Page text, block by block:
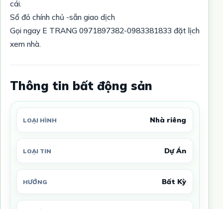
cái.
Sổ đỏ chính chủ -sẵn giao dịch
Gọi ngay E TRANG 0971897382-0983381833 đặt lịch
xem nhà.
Thông tin bất động sản
LOẠI HÌNH Nhà riêng
LOẠI TIN Dự Án
HƯỚNG Bất Kỳ